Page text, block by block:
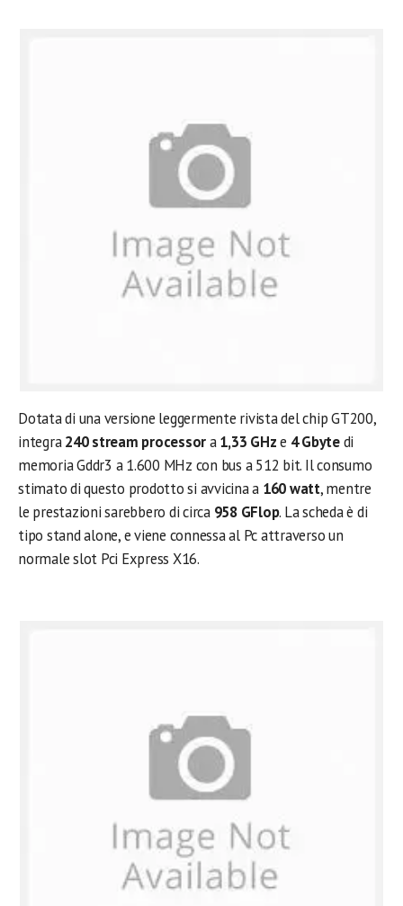
Dotata di una versione leggermente rivista del chip GT200,
integra240 stream processora1,33 GHze 4 Gbytedi
memoria Gddr3 a 1.600 MHz con bus a 512 bit. Il consumo
stimato di questo prodotto si avvicina a 160 watt, mentre
le prestazioni sarebbero di circa 958 GFlop. La scheda è di
tipo stand alone, e viene connessa al Pc attraverso un
normale slot Pci Express X16.